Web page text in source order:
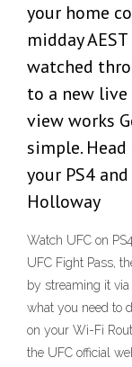
your home
midday
watched
to a new live
view works
simple.
your PS4
Holloway
Watch UFC on
UFC Fight Pass,
by streaming it via
what you need to
on your Wi-Fi
the UFC official